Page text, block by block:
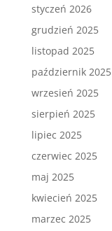
styczeń 2026
grudzień 2025
listopad 2025
październik 2025
wrzesień 2025
sierpień 2025
lipiec 2025
czerwiec 2025
maj 2025
kwiecień 2025
marzec 2025